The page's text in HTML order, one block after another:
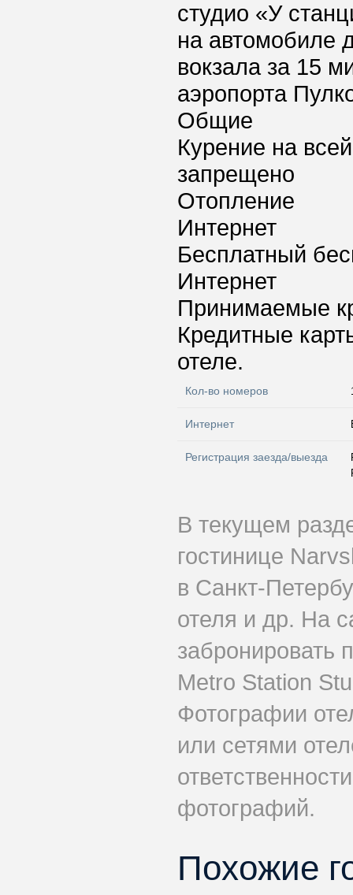
студио «У
на автомобиле
вокзала за 15
аэропорта
Общие
Курение на
запрещено
Отопление
Интернет
Бесплатный
Интернет
Принимаемые
Кредитные
отеле.
Кол-во номеров
Интернет
Регистрация заезда/выезда
В текущем
гостинице
в Санкт-
отеля и др. На
забронировать
Metro Station
Фотографии
или сетями
фотографий.
Похожие